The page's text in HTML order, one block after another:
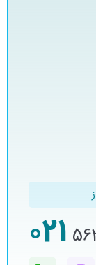
021